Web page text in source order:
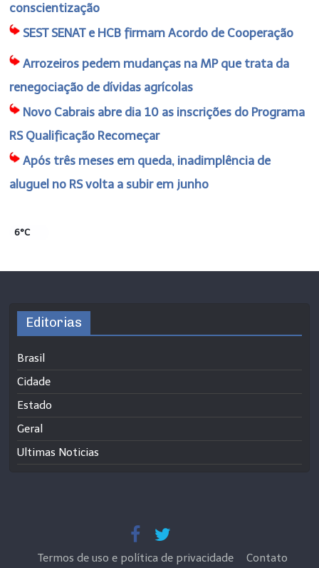
conscientização
SEST SENAT e HCB firmam Acordo de Cooperação
Arrozeiros pedem mudanças na MP que trata da
renegociação de dívidas agrícolas
Novo Cabrais abre dia 10 as inscrições do Programa
RS Qualificação Recomeçar
Após três meses em queda, inadimplência de
aluguel no RS volta a subir em junho
6°C
Editorias
Brasil
Cidade
Estado
Geral
Ultimas Noticias
Termos de uso e política de privacidade
Contato